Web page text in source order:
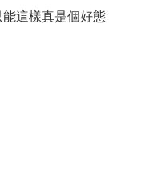
這樣真是個好態